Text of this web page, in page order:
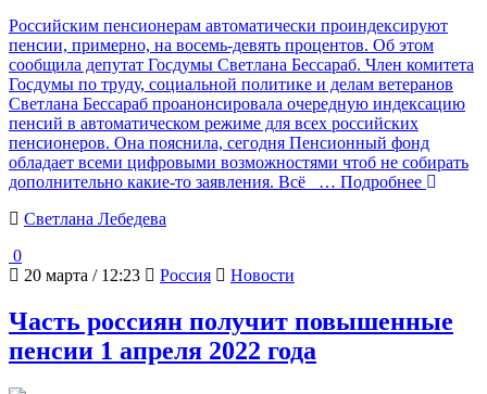
Российским пенсионерам автоматически проиндексируют
пенсии, примерно, на восемь-девять процентов. Об этом
сообщила депутат Госдумы Светлана Бессараб. Член комитета
Госдумы по труду, социальной политике и делам ветеранов
Светлана Бессараб проанонсировала очередную индексацию
пенсий в автоматическом режиме для всех российских
пенсионеров. Она пояснила, сегодня Пенсионный фонд
обладает всеми цифровыми возможностями чтоб не собирать
дополнительно какие-то заявления. Всё
… Подробнее
Светлана Лебедева
0
20 марта / 12:23
Россия Новости
Часть россиян получит повышенные
пенсии 1 апреля 2022 года